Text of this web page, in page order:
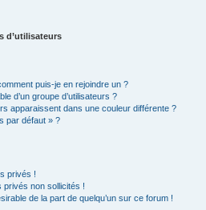
d’utilisateurs
puis-je en rejoindre un ?
d’un groupe d’utilisateurs ?
apparaissent dans une couleur différente ?
par défaut » ?
privés !
non sollicités !
de la part de quelqu’un sur ce forum !